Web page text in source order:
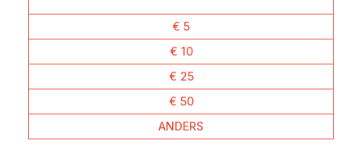
€ 5
€ 10
€ 25
€ 50
ANDERS